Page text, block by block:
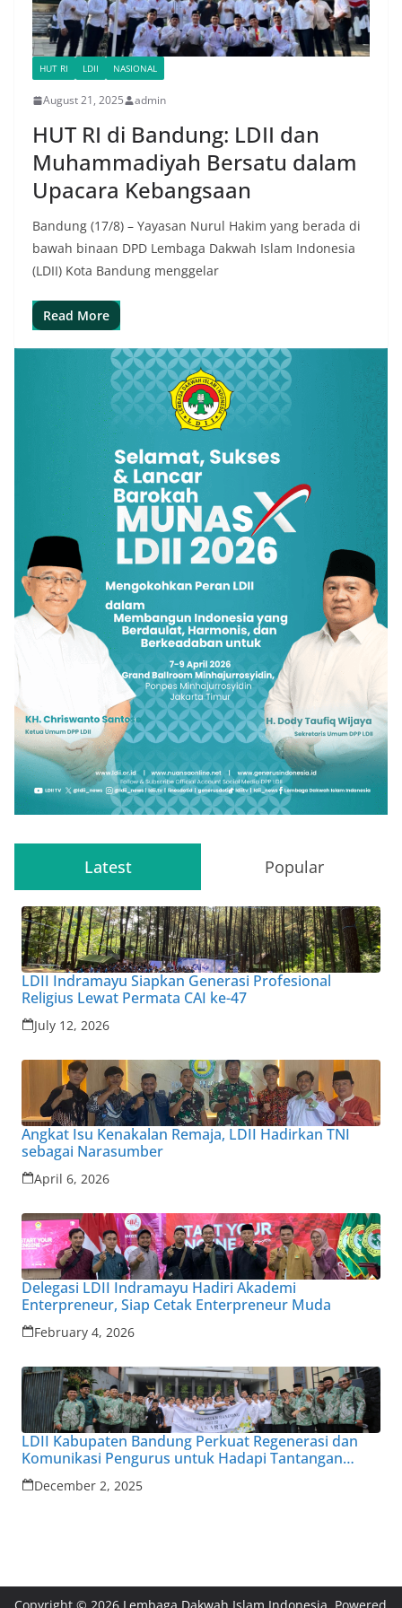
HUT RI LDII NASIONAL
August 21, 2025 admin
HUT RI di Bandung: LDII dan
Muhammadiyah Bersatu dalam
Upacara Kebangsaan
Bandung (17/8) – Yayasan Nurul Hakim yang berada di
bawah binaan DPD Lembaga Dakwah Islam Indonesia
(LDII) Kota Bandung menggelar
Read More
Latest Popular
LDII Indramayu Siapkan Generasi Profesional
Religius Lewat Permata CAI ke-47
July 12, 2026
Angkat Isu Kenakalan Remaja, LDII Hadirkan TNI
sebagai Narasumber
April 6, 2026
Delegasi LDII Indramayu Hadiri Akademi
Enterpreneur, Siap Cetak Enterpreneur Muda
February 4, 2026
LDII Kabupaten Bandung Perkuat Regenerasi dan
Komunikasi Pengurus untuk Hadapi Tantangan
Zaman
December 2, 2025